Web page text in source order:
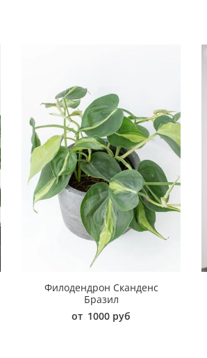
Филодендрон Сканденс
Бразил
от 1000 руб